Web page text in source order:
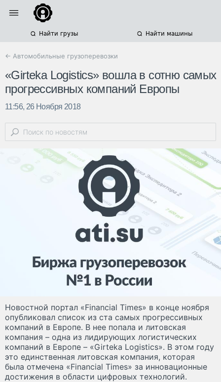
Найти грузы Найти машины
← Автомобильные грузоперевозки
«Girteka Logistics» вошла в сотню самых
прогрессивных компаний Европы
11:56, 26 Ноября 2018
Новостной портал «Financial Times» в конце ноября
опубликовал список из ста самых прогрессивных
компаний в Европе. В нее попала и литовская
компания – одна из лидирующих логистических
компаний в Европе – «Girteka Logistics». В этом году
это единственная литовская компания, которая
была отмечена «Financial Times» за инновационные
достижения в области цифровых технологий.